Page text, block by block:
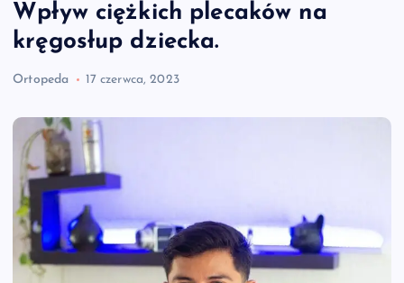
Wpływ ciężkich plecaków na
kręgosłup dziecka.
Ortopeda 17 czerwca, 2023